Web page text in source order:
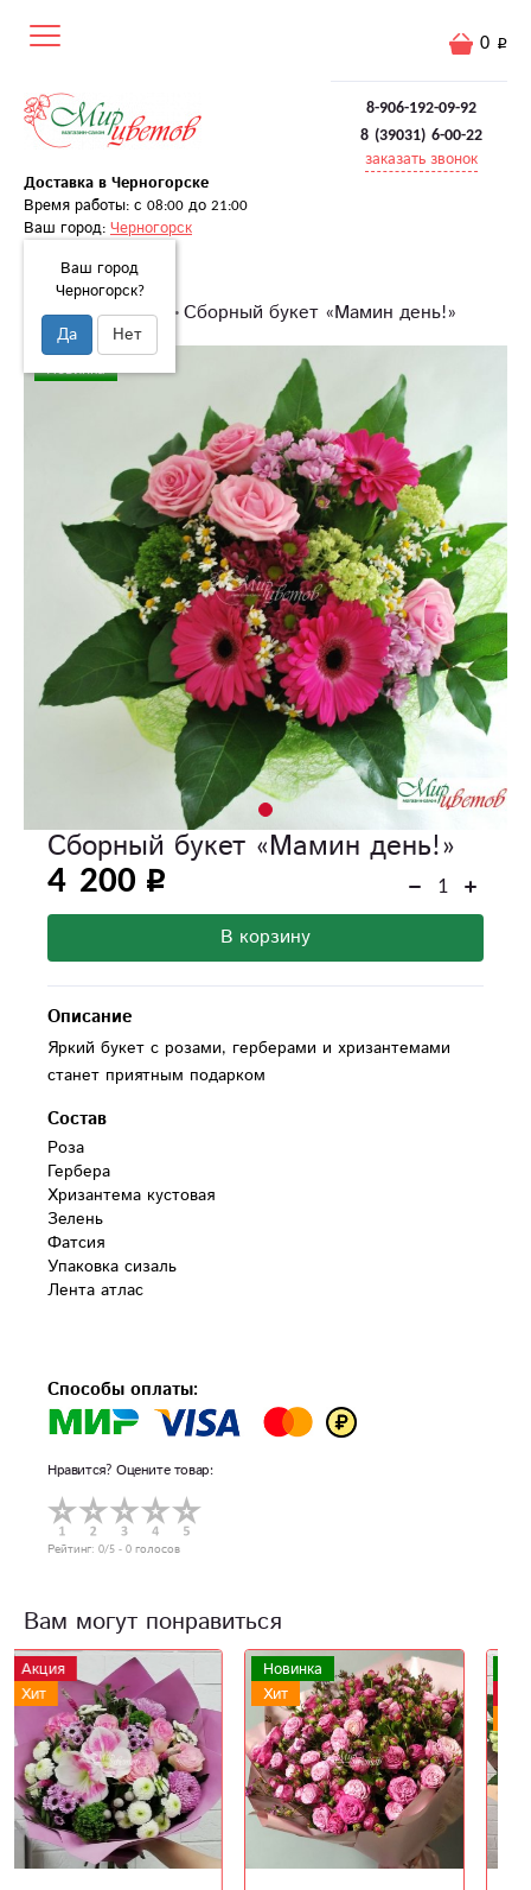
8-906-192-09-92
8 (39031) 6-00-22
заказать звонок
Доставка в Черногорске
Время работы: с 08:00 до 21:00
Ваш город: Черногорск
Ваш город
Черногорск?
Да Нет
0
Главная Букеты Сборный букет «Мамин день!»
Новинка
Сборный букет «Мамин день!»
4 200
В корзину
Описание
Яркий букет с розами, герберами и хризантемами
станет приятным подарком
Состав
Роза
Гербера
Хризантема кустовая
Зелень
Фатсия
Упаковка сизаль
Лента атлас
Способы оплаты:
Нравится? Оцените товар:
Рейтинг: 0/5 - 0 голосов
Вам могут понравиться
Новинка
Хит
Новинка
Акция
Хит